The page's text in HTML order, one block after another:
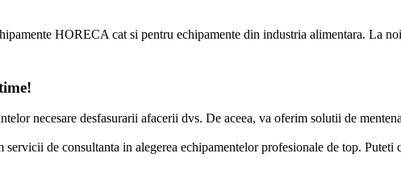
HORECA cat si pentru echipamente din industria alimentara. La
necesare desfasurarii afacerii dvs. De aceea, va oferim solutii de
de consultanta in alegerea echipamentelor profesionale de top.